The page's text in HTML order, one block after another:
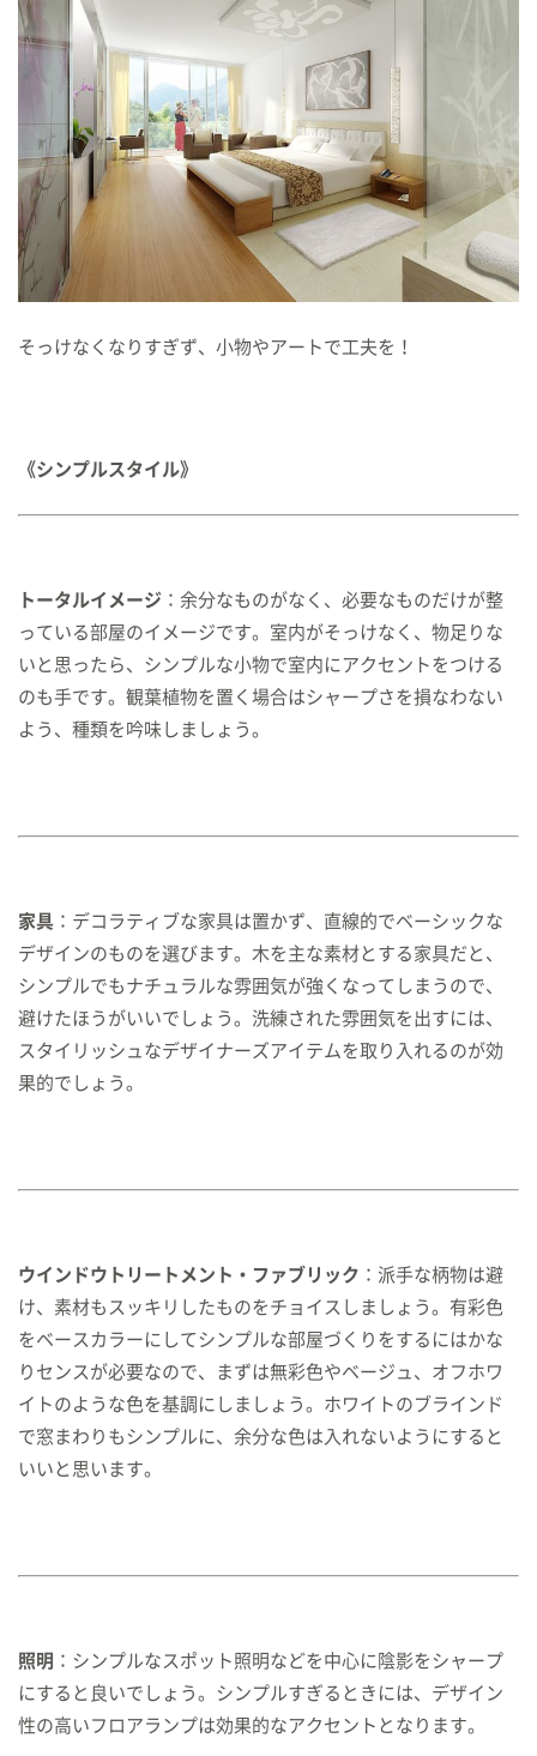
そっけなくなりすぎず、小物やアートで工夫を！
《シンプルスタイル》
トータルイメージ ：余分なものがなく、必要なものだけが整
っている部屋のイメージです。室内がそっけなく、物足りな
いと思ったら、シンプルな小物で室内にアクセントをつける
のも手です。観葉植物を置く場合はシャープさを損なわない
よう、種類を吟味しましょう。
家具 ：デコラティブな家具は置かず、直線的でベーシックな
デザインのものを選びます。木を主な素材とする家具だと、
シンプルでもナチュラルな雰囲気が強くなってしまうので、
避けたほうがいいでしょう。洗練された雰囲気を出すには、
スタイリッシュなデザイナーズアイテムを取り入れるのが効
果的でしょう。
ウインドウトリートメント・ファブリック ：派手な柄物は避
け、素材もスッキリしたものをチョイスしましょう。有彩色
をベースカラーにしてシンプルな部屋づくりをするにはかな
りセンスが必要なので、まずは無彩色やベージュ、オフホワ
イトのような色を基調にしましょう。ホワイトのブラインド
で窓まわりもシンプルに、余分な色は入れないようにすると
いいと思います。
照明 ：シンプルなスポット照明などを中心に陰影をシャープ
にすると良いでしょう。シンプルすぎるときには、デザイン
性の高いフロアランプは効果的なアクセントとなります。